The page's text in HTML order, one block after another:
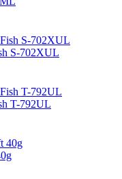
S-702XUL
T-792UL